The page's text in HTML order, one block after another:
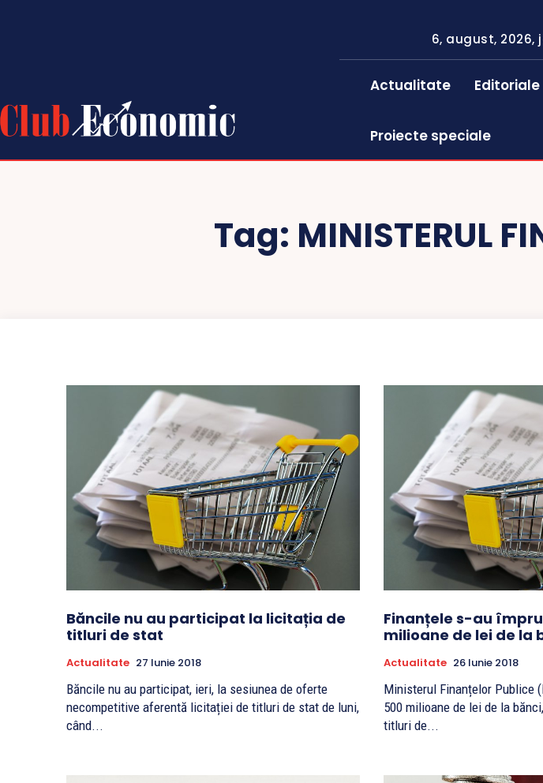
6, august, 2026,
Actualitate Editoriale
Proiecte speciale
Tag: MINISTERUL
Băncile nu au participat la licitația de
titluri de stat
Actualitate 27 Iunie 2018
Băncile nu au participat, ieri, la sesiunea de oferte
necompetitive aferentă licitației de titluri de stat de luni,
când...
Finanțele s-au
milioane de lei de la
Actualitate 26 Iunie 2018
Ministerul Finanțelor Publice
500 milioane de lei de la
titluri de...